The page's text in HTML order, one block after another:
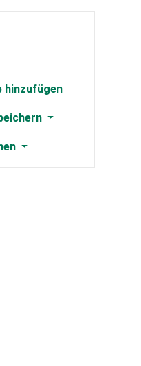
hinzufügen